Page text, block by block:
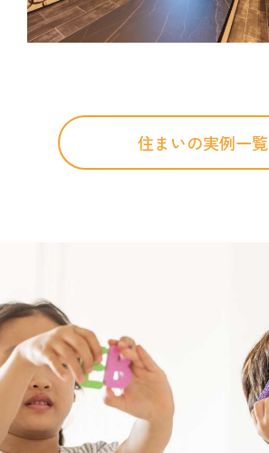
住まいの実例一覧